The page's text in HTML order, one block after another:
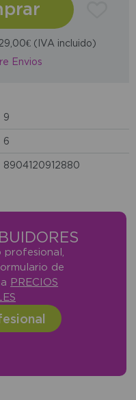
(IVA incluido)
Envios
9
6
8904120912880
profesional,
de
PRECIOS